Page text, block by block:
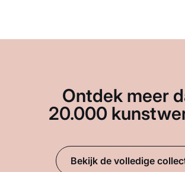
Ontdek meer
20.000
Bekijk de volledige